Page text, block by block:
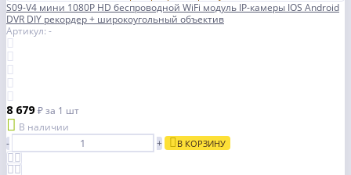
S09-V4 мини 1080P HD беспроводной WiFi модуль IP-камеры IOS Android
DVR DIY рекордер + широкоугольный объектив
Артикул: -
8 679₽за 1 шт
В наличии
-
+ В КОРЗИНУ